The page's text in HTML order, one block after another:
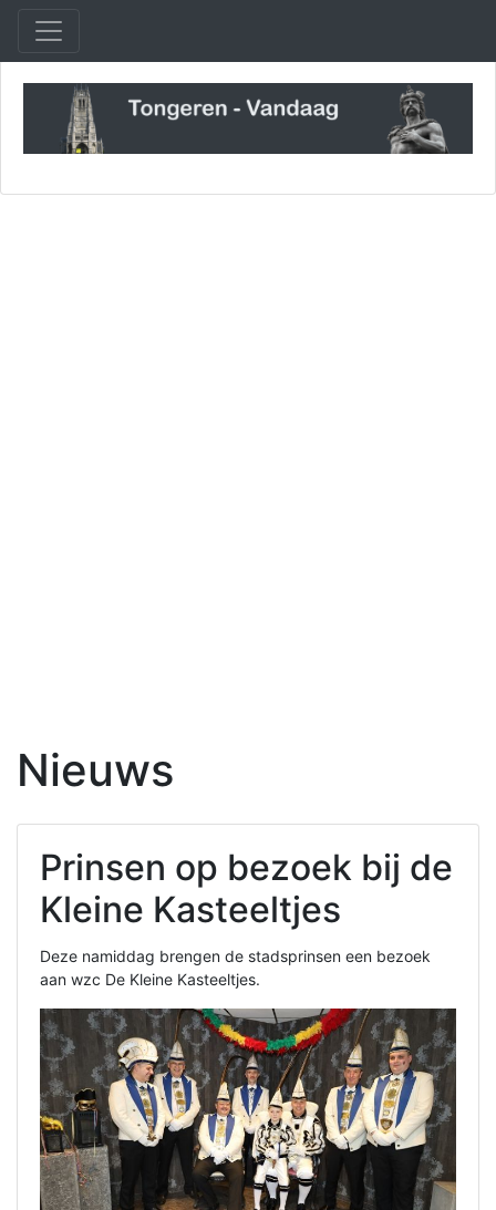
Nieuws
Prinsen op bezoek bij de
Kleine Kasteeltjes
Deze namiddag brengen de stadsprinsen een bezoek
aan wzc De Kleine Kasteeltjes.